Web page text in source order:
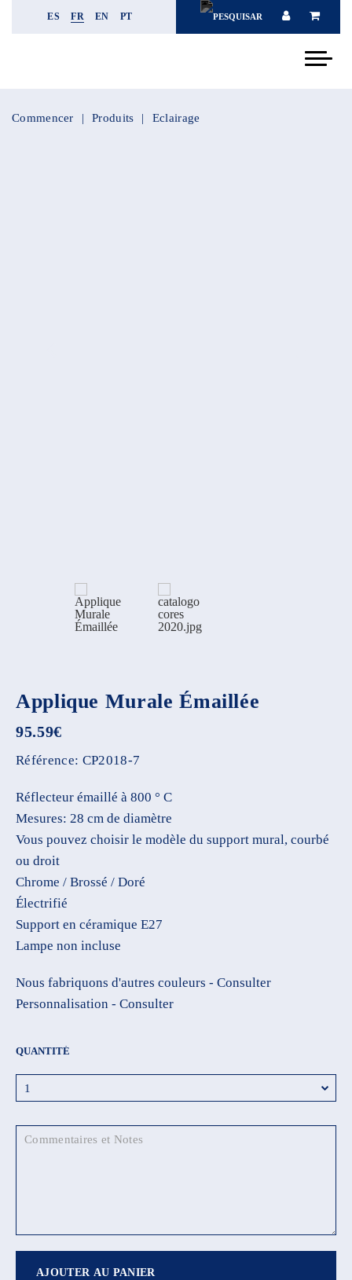
ES FR EN PT
Commencer Produits Eclairage
Applique Murale Émaillée
95.59€
Référence: CP2018-7
Réflecteur émaillé à 800 ° C
Mesures: 28 cm de diamètre
Vous pouvez choisir le modèle du support mural, courbé
ou droit
Chrome / Brossé / Doré
Électrifié
Support en céramique E27
Lampe non incluse
Nous fabriquons d'autres couleurs - Consulter
Personnalisation - Consulter
QUANTITÉ
AJOUTER AU PANIER